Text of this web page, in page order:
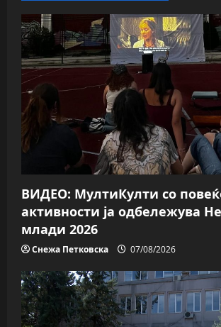
ВИДЕО: МултиКулти со
активности ја одбележува
млади 2026
Снежа Петковска 07/08/2026